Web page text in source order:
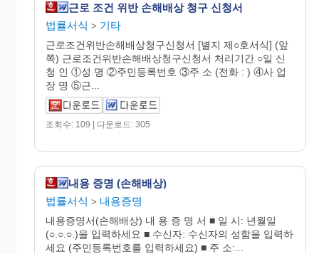
근로 조건 위반 손해배상 청구 신청서
법률서식 > 기타
근로조건위반손해배상청구신청서 [별지 제○호서식] (앞
쪽) 근로조건위반손해배상청구신청서 처리기간 ○일 신
청 인 ①성 명 ②주민등록번호 ③주 소 (전화 : ) ④사 업
장 명 ⑤근...
조회수: 109 | 다운로드: 305
내용 증명 (손해배상)
법률서식 > 내용증명
내용증명서(손해배상) 내 용 증 명 서 ■ 일 시: 년월일
(○.○.○.)을 입력하세요 ■ 수신자: 수신자의 성함을 입력하
세요 (주민등록번호를 입력하세요) ■ 주 소:...